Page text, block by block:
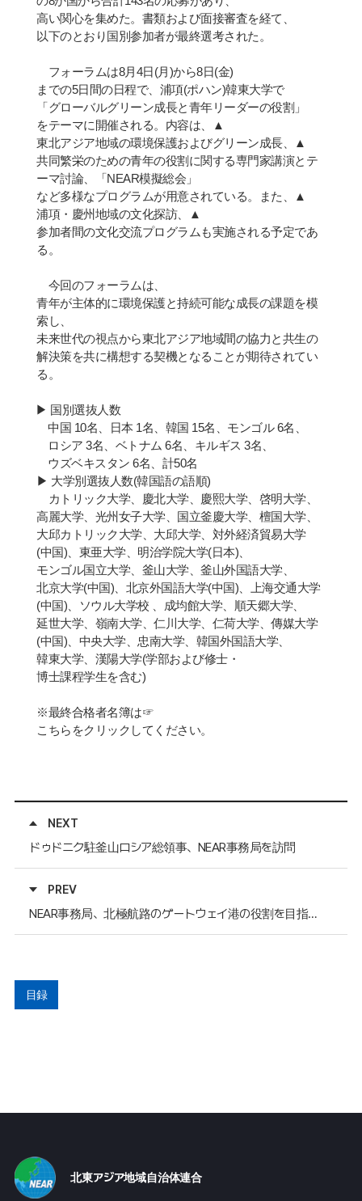
高い関心を集めた。書類および面接審査を経て、
以下のとおり国別参加者が最終選考された。
フォーラムは8月4日(月)から8日(金)
までの5日間の日程で、浦項(ポハン)韓東大学で
「グローバルグリ ーン成長と青年リ ーダーの役割」
をテーマに開催される。 内容は、
▲
東北アジア地域の環境保護およびグリ ーン成長、
▲
共同繁栄のための青年の役割に関する専門家講演とテ
ーマ討論、「NEAR模擬総会 」
など多様なプログラムが用意されている。また、
▲
浦項・ 慶州地域の文化探訪、
▲
参加者間の文化交流プログラムも実施される予定であ
る。
今回のフォーラムは、
青年が主体的に環境保護と持続可能な成長の課題を模
索し、
未来世代の視点から東北アジア地域間の協力と共生の
解決策を共に構想する契機となることが期待されてい
る。
▶ 国別選抜人数
中国 10名、日本 1名、韓国 15名、モンゴル6名、
ロシア 3名、ベトナム 6名、キルギス 3名、
ウズベキスタン 6名、計50名
▶ 大学別選抜 人数(韓国語の語順)
カトリック大学、慶北大学、慶熙大学、啓明大学、
高麗大学、光州女子大学、 国立釜慶大学、檀国大学、
大邱カトリック大学、大邱大学、 対外経済貿易大学
(中国) 、東亜大学、明治学院大学(日本)
モンゴル国立大学、釜山大学、釜山外国語大学、
北京大学(中国) 、北京外国語大学(中国) 、上海交通大学
(中国) ソウル大学校 、成均館大学、順天郷大学、
延世大学、嶺南大学、仁川大学、仁荷大学、傳媒大学
(中国) 、中央大学、忠南大学、韓国外国語大学、
韓東大学、漢陽大学(学部および修士・
博士課程学生を含む)
※最終合格者名簿は☞
こちらをクリックしてください。
NEXT
ドゥドニク駐釜山ロシア総領事、NEAR事務局を訪問
PREV
NEAR事務局、北極航路のゲートウェイ港の役割を目指す「ブラウンバッグミーティング」に出席
目録
北東アジア地域自治体連合